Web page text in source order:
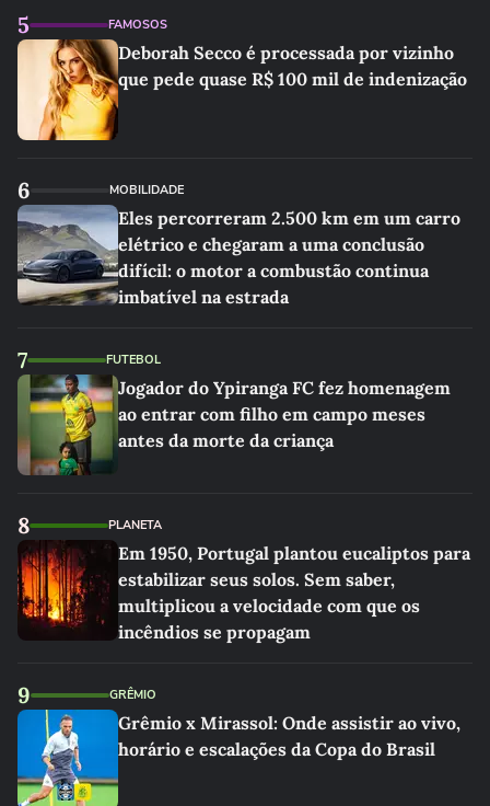
5 FAMOSOS
Deborah Secco é processada por vizinho
que pede quase R$ 100 mil de indenização
6 MOBILIDADE
Eles percorreram 2.500 km em um carro
elétrico e chegaram a uma conclusão
difícil: o motor a combustão continua
imbatível na estrada
7 FUTEBOL
Jogador do Ypiranga FC fez homenagem
ao entrar com filho em campo meses
antes da morte da criança
8 PLANETA
Em 1950, Portugal plantou eucaliptos para
estabilizar seus solos. Sem saber,
multiplicou a velocidade com que os
incêndios se propagam
9 GRÊMIO
Grêmio x Mirassol: Onde assistir ao vivo,
horário e escalações da Copa do Brasil